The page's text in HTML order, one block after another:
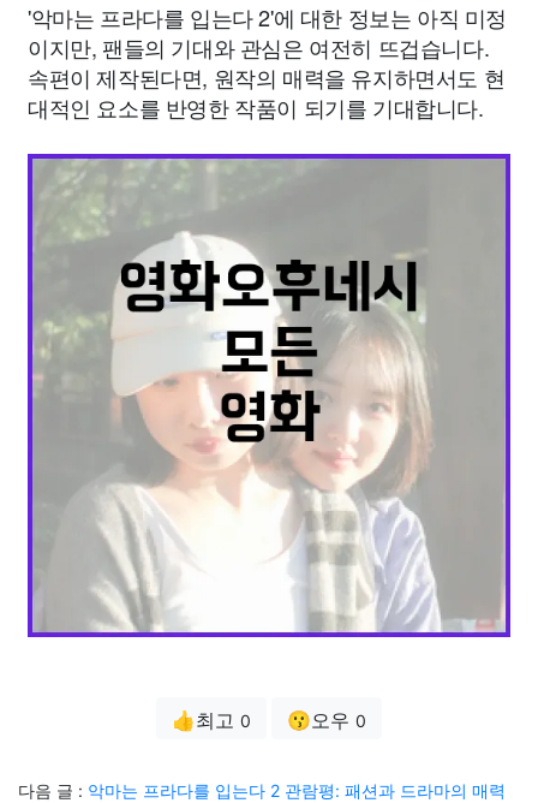
'악마는 프라다를 입는다 2'에 대한 정보는 아직 미정
이지만, 팬들의 기대와 관심은 여전히 뜨겁습니다.
속편이 제작된다면, 원작의 매력을 유지하면서도 현
대적인 요소를 반영한 작품이 되기를 기대합니다.
👍최고 0 😗오우 0
다음 글 : 악마는 프라다를 입는다 2 관람평: 패션과 드라마의 매력